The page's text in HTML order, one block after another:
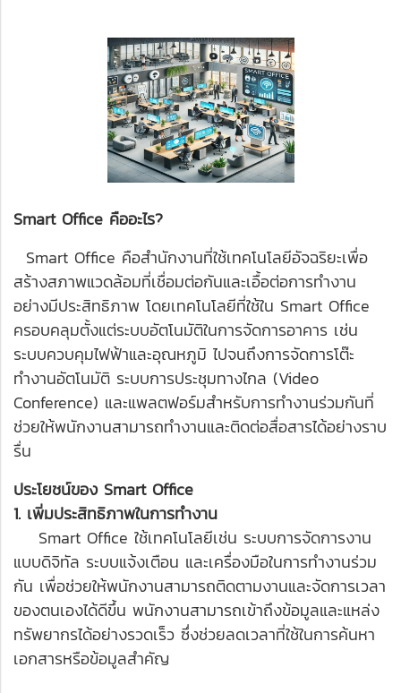
Smart Office คืออะไร?
Smart Office คือสำนักงานที่ใช้เทคโนโลยีอัจฉริยะเพื่อ
สร้างสภาพแวดล้อมที่เชื่อมต่อกันและเอื้อต่อการทำงาน
อย่างมีประสิทธิภาพ โดยเทคโนโลยีที่ใช้ใน Smart Office
ครอบคลุมตั้งแต่ระบบอัตโนมัติในการจัดการอาคาร เช่น
ระบบควบคุมไฟฟ้าและอุณหภูมิ ไปจนถึงการจัดการโต๊ะ
ทำงานอัตโนมัติ ระบบการประชุมทางไกล (Video
Conference) และแพลตฟอร์มสำหรับการทำงานร่วมกันที่
ช่วยให้พนักงานสามารถทำงานและติดต่อสื่อสารได้อย่างราบ
รื่น
ประโยชน์ของ Smart Office
1. เพิ่มประสิทธิภาพในการทำงาน
Smart Office ใช้เทคโนโลยีเช่น ระบบการจัดการงาน
แบบดิจิทัล ระบบแจ้งเตือน และเครื่องมือในการทำงานร่วม
กัน เพื่อช่วยให้พนักงานสามารถติดตามงานและจัดการเวลา
ของตนเองได้ดีขึ้น พนักงานสามารถเข้าถึงข้อมูลและแหล่ง
ทรัพยากรได้อย่างรวดเร็ว ซึ่งช่วยลดเวลาที่ใช้ในการค้นหา
เอกสารหรือข้อมูลสำคัญ